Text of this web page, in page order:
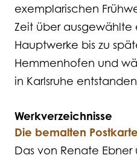
exemplarischen
Zeit über ausgewählte
Hauptwerke bis zu
Hemmenhofen und
in Karlsruhe
Werkverzeichnisse
Die bemalten
Das von Renate